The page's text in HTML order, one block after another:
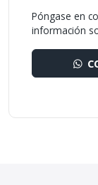
Póngase en
información